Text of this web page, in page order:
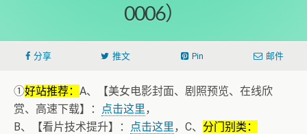
0006）
分享 推文 Pin 邮件
①好站推荐： A、【美女电影封面、剧照预览、在线欣
赏、高速下载】：
点击这里，
B、【看片技术提升】：
点击这里，C、 分门别类：